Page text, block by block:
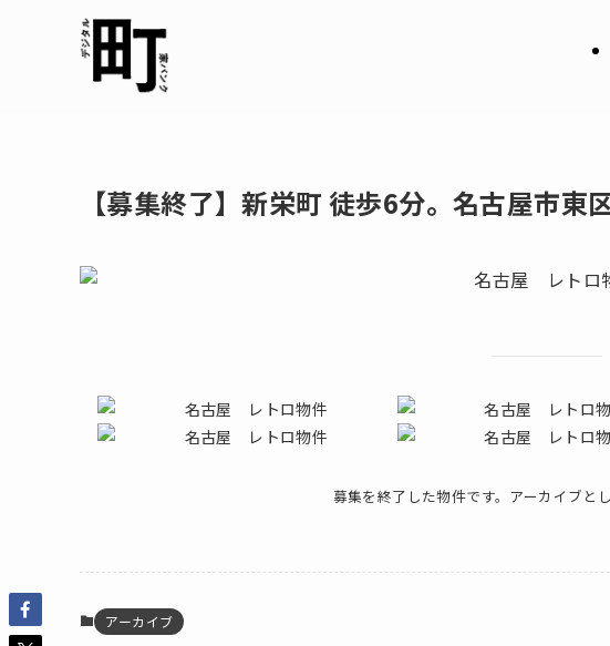
【募集終了】新栄町 徒歩6分。名古屋市東
募集を終了した物件です。アーカイブと
アーカイブ